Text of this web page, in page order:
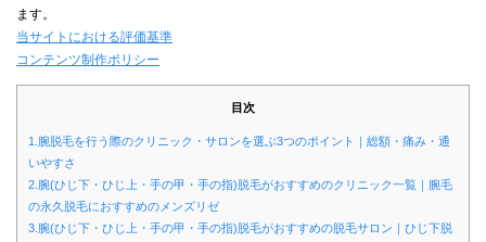
ます。
当サイトにおける評価基準
コンテンツ制作ポリシー
目次
1.腕脱毛を行う際のクリニック・サロンを選ぶ3つのポイント｜総額・痛み・通
いやすさ
2.腕(ひじ下・ひじ上・手の甲・手の指)脱毛がおすすめのクリニック一覧｜腕毛
の永久脱毛におすすめのメンズリゼ
3.腕(ひじ下・ひじ上・手の甲・手の指)脱毛がおすすめの脱毛サロン｜ひじ下脱